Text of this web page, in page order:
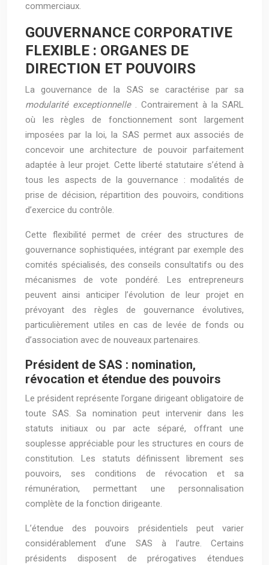
commerciaux.
GOUVERNANCE CORPORATIVE
FLEXIBLE : ORGANES DE
DIRECTION ET POUVOIRS
La gouvernance de la SAS se caractérise par sa
modularité exceptionnelle . Contrairement à la SARL
où les règles de fonctionnement sont largement
imposées par la loi, la SAS permet aux associés de
concevoir une architecture de pouvoir parfaitement
adaptée à leur projet. Cette liberté statutaire s’étend à
tous les aspects de la gouvernance : modalités de
prise de décision, répartition des pouvoirs, conditions
d’exercice du contrôle.
Cette flexibilité permet de créer des structures de
gouvernance sophistiquées, intégrant par exemple des
comités spécialisés, des conseils consultatifs ou des
mécanismes de vote pondéré. Les entrepreneurs
peuvent ainsi anticiper l’évolution de leur projet en
prévoyant des règles de gouvernance évolutives,
particulièrement utiles en cas de levée de fonds ou
d’association avec de nouveaux partenaires.
Président de SAS : nomination,
révocation et étendue des pouvoirs
Le président représente l’organe dirigeant obligatoire de
toute SAS. Sa nomination peut intervenir dans les
statuts initiaux ou par acte séparé, offrant une
souplesse appréciable pour les structures en cours de
constitution. Les statuts définissent librement ses
pouvoirs, ses conditions de révocation et sa
rémunération, permettant une personnalisation
complète de la fonction dirigeante.
L’étendue des pouvoirs présidentiels peut varier
considérablement d’une SAS à l’autre. Certains
présidents disposent de prérogatives étendues